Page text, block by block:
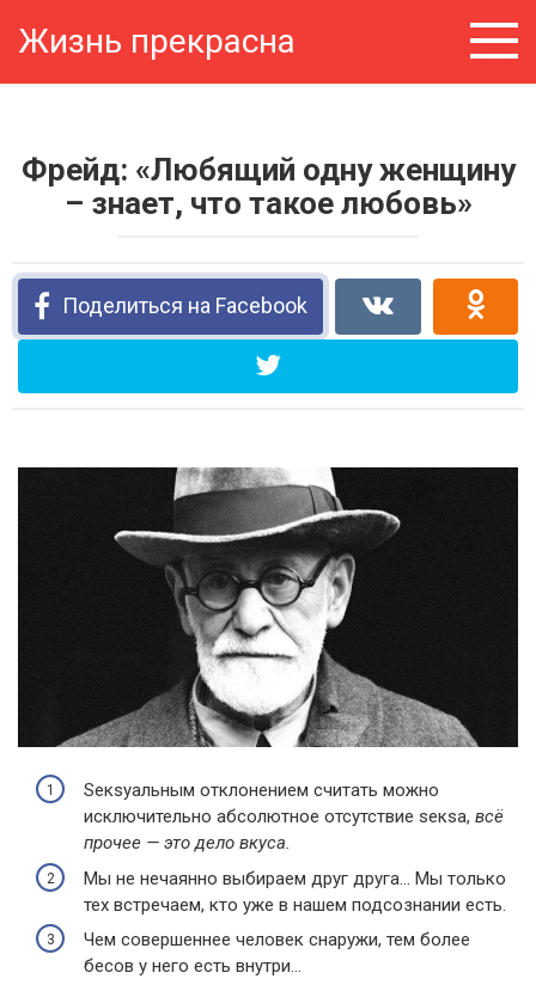
Жизнь прекрасна
Фрейд: «Любящий одну женщину
– знает, что такое любовь»
Поделиться на Facebook
Sекsуальным отклонением считать можно
исключительно абсолютное отсутствие sекsа, всё
прочее — это дело вкуса.
Мы не нечаянно выбираем друг друга… Мы только
тех встречаем, кто уже в нашем подсознании есть.
Чем совершеннее человек снаружи, тем более
бесов у него есть внутри…